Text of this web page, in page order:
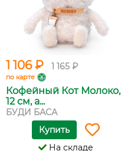
1 106 ₽ 1 165 ₽
по карте
Кофейный Кот Молоко,
12 см, а...
БУДИ БАСА
Купить
На складе